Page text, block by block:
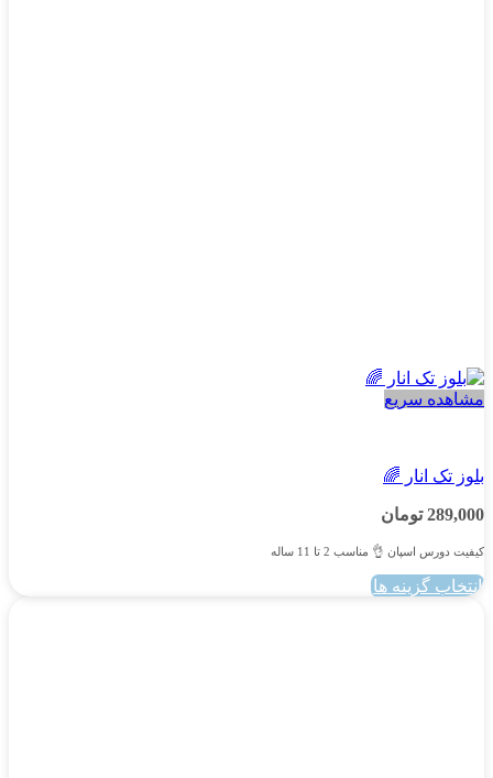
مشاهده سریع
بلوز تک انار 🌈
289,000 تومان
کیفیت دورس اسپان 👌 مناسب 2 تا 11 ساله
انتخاب گزینه ها